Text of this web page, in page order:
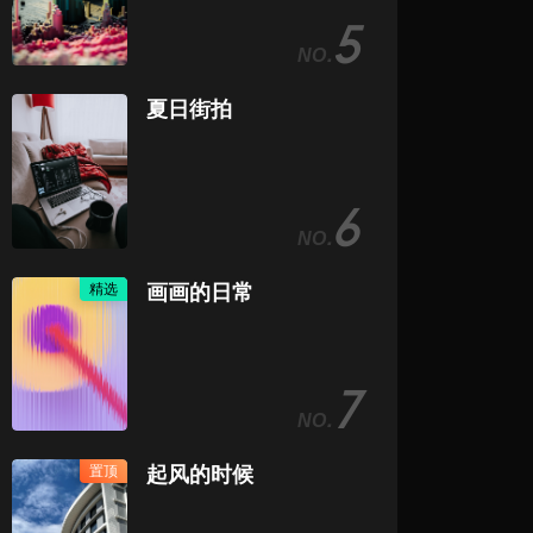
5
夏日街拍
6
精选 画画的日常
7
置顶 起风的时候